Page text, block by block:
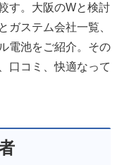
す。大阪のWと検討
ガステム会社一覧、
電池をご紹介。その
口コミ、快適なって